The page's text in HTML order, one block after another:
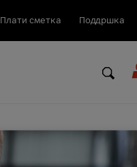
Плати сметка Поддршка